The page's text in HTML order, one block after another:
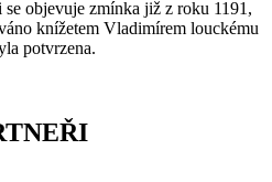
objevuje zmínka již z roku 1191,
knížetem Vladimírem louckému
potvrzena.